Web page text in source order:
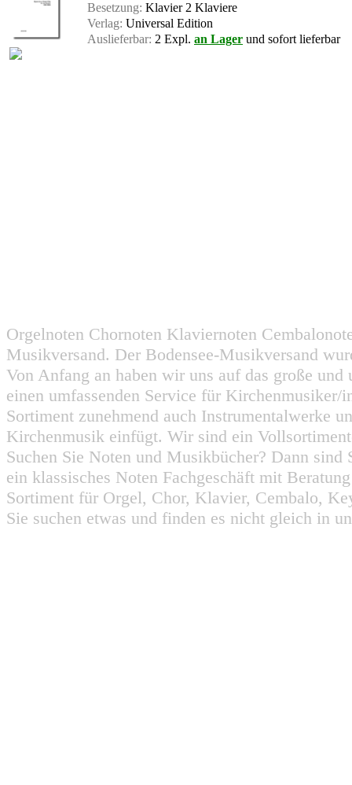
Besetzung: Klavier 2 Klaviere
Verlag: Universal Edition
Auslieferbar: 2 Expl. an Lager und sofort lieferbar
Orgelnoten Chornoten Klaviernoten
Musikversand. Der Bodensee-Musikversand
Von Anfang an haben wir uns auf das große
einen umfassenden Service für
Sortiment zunehmend auch Instrumentalwerke
Kirchenmusik einfügt. Wir sind ein
Suchen Sie Noten und Musikbücher? Dann
ein klassisches Noten Fachgeschäft mit
Sortiment für Orgel, Chor, Klavier, Cembalo,
Sie suchen etwas und finden es nicht gleich in